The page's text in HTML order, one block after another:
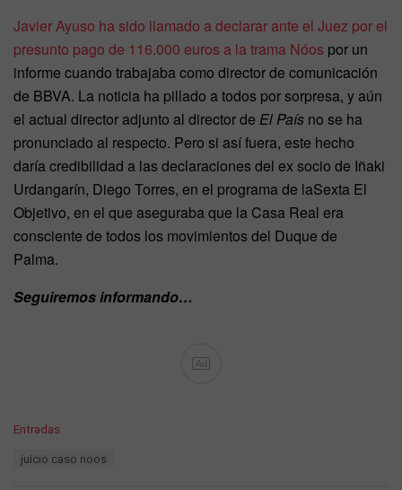
Javier Ayuso ha sido llamado a declarar ante el Juez por el
presunto pago de 116.000 euros a la trama Nóos por un
informe cuando trabajaba como director de comunicación
de BBVA. La noticia ha pillado a todos por sorpresa, y aún
el actual director adjunto al director de El País no se ha
pronunciado al respecto. Pero si así fuera, este hecho
daría credibilidad a las declaraciones del ex socio de Iñaki
Urdangarín, Diego Torres, en el programa de laSexta El
Objetivo, en el que aseguraba que la Casa Real era
consciente de todos los movimientos del Duque de
Palma.
Seguiremos informando…
Ad
C
Entradas
juicio caso noos